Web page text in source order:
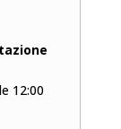
12:00